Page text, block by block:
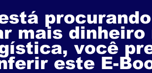
mais dinheiro
você
este E-